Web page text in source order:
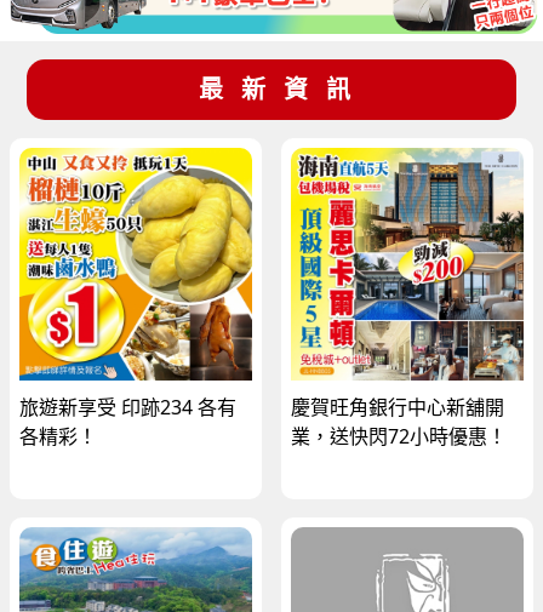
最新資訊
旅遊新享受 印跡234 各有
各精彩！
慶賀旺角銀行中心新舖開
業，送快閃72小時優惠！